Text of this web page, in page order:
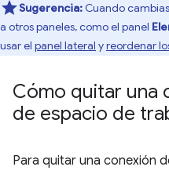
Sugerencia: Cuando
a otros paneles, como el panel
usar el panel lateral yreordenar
Cómo quitar una
de espacio de
Para quitar una conexión